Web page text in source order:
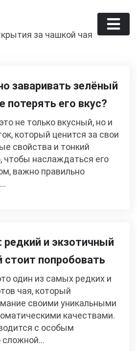
за чашкой чая
заваривать зелёный
потерять его вкус?
не только вкусный, но и
который ценится за свои
свойства и тонкий
чтобы наслаждаться его
важно правильно
и экзотичный
стоит попробовать
один из самых редких и
чая, который
своими уникальными
качествами.
с особым
сложной…